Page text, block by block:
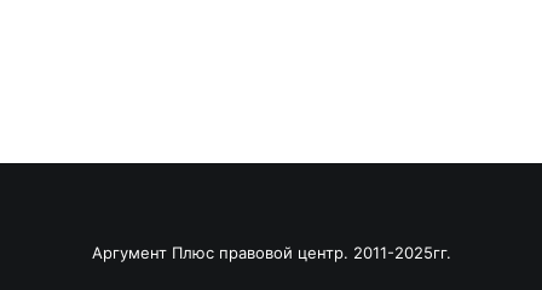
Аргумент Плюс правовой центр. 2011-2025гг.